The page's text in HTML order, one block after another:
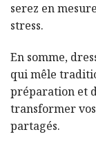
serez en
stress.
En somme,
qui mêle
préparation et
transformer
partagés.